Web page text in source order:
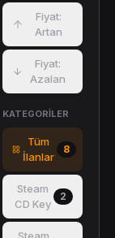
Fiyat:
Artan
Fiyat:
Azalan
KATEGORILER
Tüm
İlanlar
8
Steam
CD Key
2